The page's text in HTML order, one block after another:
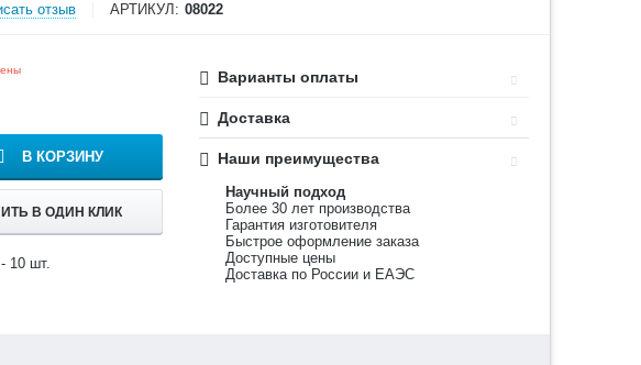
отзыв АРТИКУЛ: 08022
В КОРЗИНУ
В ОДИН КЛИК
10 шт.
Варианты оплаты
Доставка
Наши преимущества
Научный подход
Более 30 лет производства
Гарантия изготовителя
Быстрое оформление заказа
Доступные цены
Доставка по России и ЕАЭС